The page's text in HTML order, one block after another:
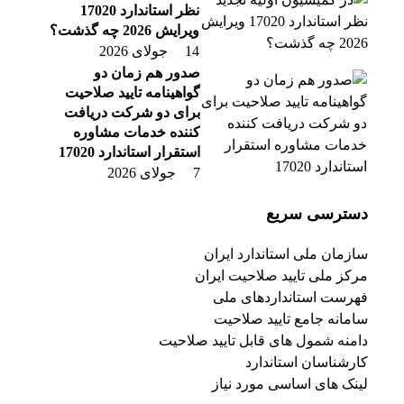
نظر استاندارد 17020
ویرایش 2026 چه گذشت؟
14 جولای 2026
صدور هم زمان دو
گواهینامه تایید صلاحیت
برای دو شرکت دریافت
کننده خدمات مشاوره
استقرار استاندارد 17020
7 جولای 2026
دسترسی سریع
سازمان ملی استاندارد ایران
مرکز ملی تایید صلاحیت ایران
فهرست استانداردهای ملی
سامانه جامع تایید صلاحیت
دامنه شمول های قابل تایید صلاحیت
کارشناسان استاندارد
لینک های اساسی مورد نیاز